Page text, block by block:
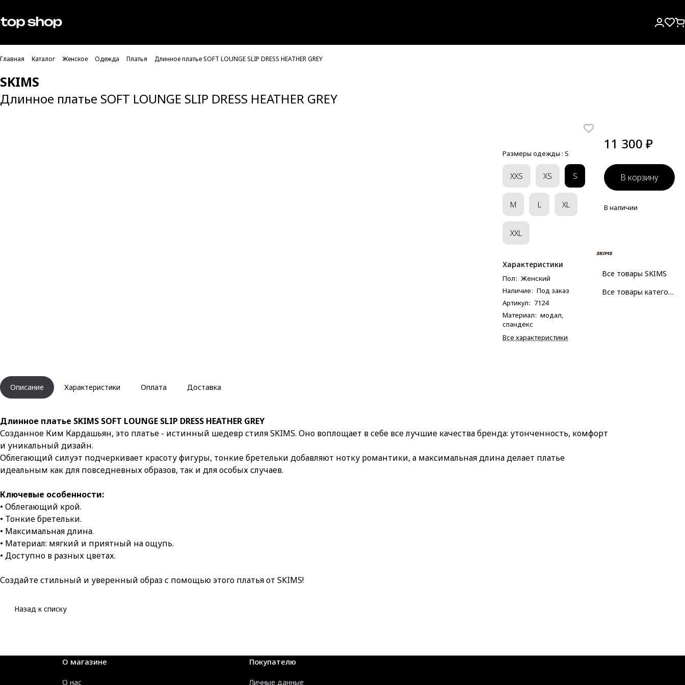
Проверка хлебных крошек
Главная Каталог Женское Одежда Платья Длинное платье SOFT LOUNGE SLIP DRESS HEATHER GREY
SKIMS
Длинное платье SOFT LOUNGE SLIP DRESS HEATHER GREY
Размеры одежды : S
XXS XS S
M L XL
XXL
Характеристики
Пол: Женский
Наличие: Под заказ
Артикул: 7124
Материал: модал,
спандекс
Все характеристики
11 300 ₽
В корзину
В наличии
Все товары SKIMS
Все товары категории
Описание Характеристики Оплата Доставка
Длинное платье SKIMS SOFT LOUNGE SLIP DRESS HEATHER GREY
Созданное Ким Кардашьян, это платье - истинный шедевр стиля SKIMS. Оно воплощает в себе все лучшие качества бренда: утонченность, комфорт
и уникальный дизайн.
Облегающий силуэт подчеркивает красоту фигуры, тонкие бретельки добавляют нотку романтики, а максимальная длина делает платье
идеальным как для повседневных образов, так и для особых случаев.
Ключевые особенности:
• Облегающий крой.
• Тонкие бретельки.
• Максимальная длина.
• Материал: мягкий и приятный на ощупь.
• Доступно в разных цветах.
Создайте стильный и уверенный образ с помощью этого платья от SKIMS!
Назад к списку
О магазине
О нас
Покупателю
Личные данные